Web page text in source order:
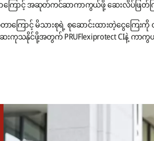
ာကြောင့် အဆုတ်ကင်ဆာကာကွယ်ဖို့ ဆေးလိပ်ဖြ
ာကြောင့် မိသားစုရဲ့ စုဆောင်းထားတဲ့ငွေကြေ
းကုသနိုင်ဖို့အတွက် PRUFlexiprotect CIနဲ့ ကာ